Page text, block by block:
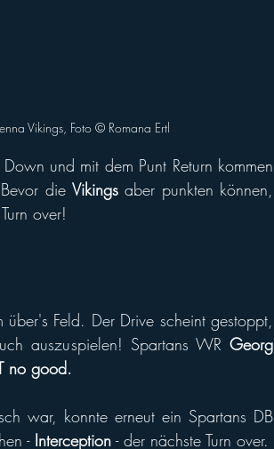
Vikings, Foto © Romana Ertl
und mit dem Punt Return kommen
Bevor die Vikings aber punkten können,
over!
über's Feld. Der Drive scheint gestoppt,
auszuspielen! Spartans WR Georg
no good.
war, konnte erneut ein Spartans DB
- Interception - der nächste Turn over.